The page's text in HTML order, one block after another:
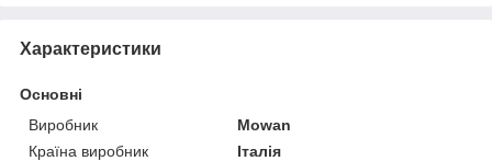
Характеристики
Основні
Виробник
Mowan
Країна виробник
Італія